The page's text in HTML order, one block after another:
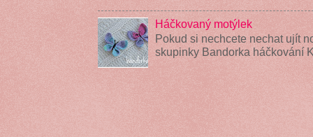
Háčkovaný motýlek
Pokud si nechcete nechat ujít
skupinky Bandorka háčkování